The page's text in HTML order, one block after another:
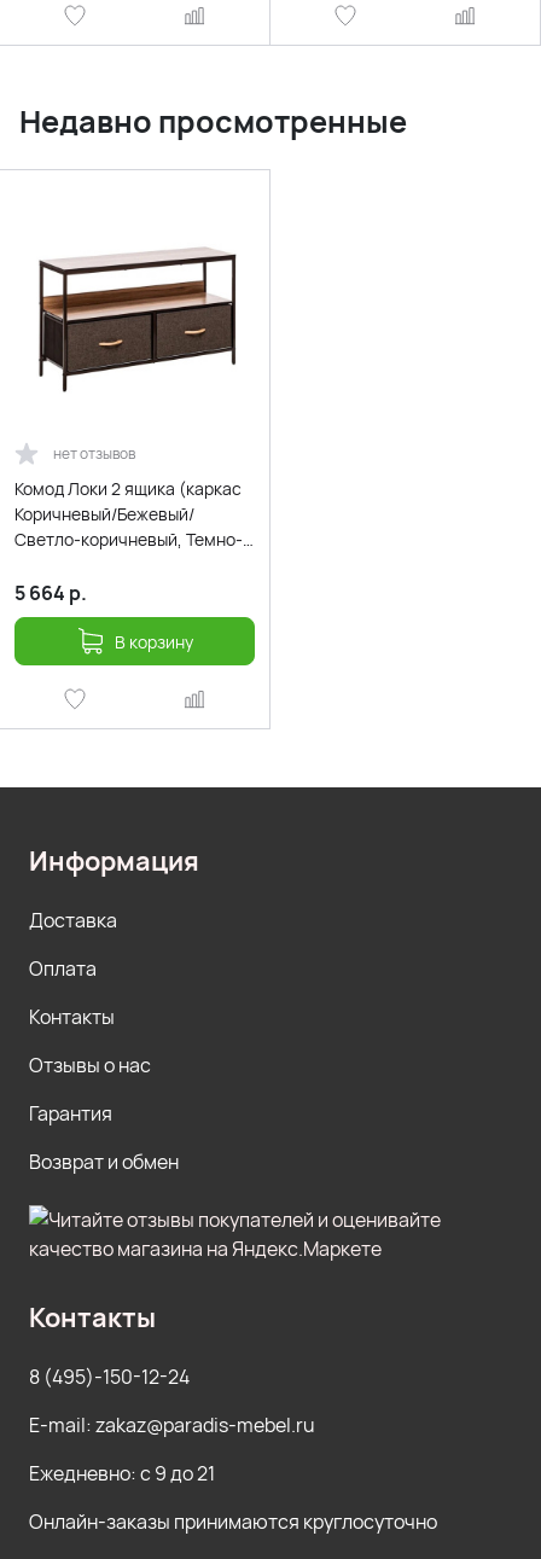
Недавно просмотренные
нет отзывов
Комод Локи 2 ящика (каркас
Коричневый/Бежевый/
Светло-коричневый, Темно-
5 664 р.
В корзину
Информация
Доставка
Оплата
Контакты
Отзывы о нас
Гарантия
Возврат и обмен
Контакты
8 (495)-150-12-24
E-mail: zakaz@paradis-mebel.ru
Ежедневно: с 9 до 21
Онлайн-заказы принимаются круглосуточно